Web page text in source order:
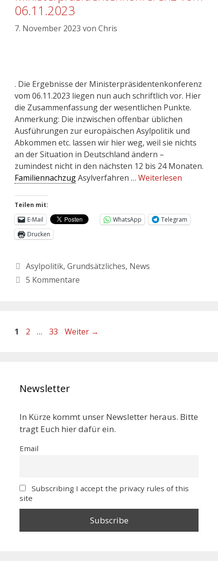
06.11.2023
7. November 2023 von Chris
. Die Ergebnisse der Ministerpräsidentenkonferenz
vom 06.11.2023 liegen nun auch schriftlich vor. Hier
die Zusammenfassung der wesentlichen Punkte.
Anmerkung: Die inzwischen offenbar üblichen
Ausführungen zur europäischen Asylpolitik und
Abkommen etc. lassen wir hier weg, weil sie nichts
an der Situation in Deutschland ändern –
zumindest nicht in den nächsten 12 bis 24 Monaten.
FamiliennachzugAsylverfahren … Weiterlesen
Teilen mit:
E-Mail
WhatsApp
Telegram
Drucken
Asylpolitik, Grundsätzliches, News
5 Kommentare
1 2 … 33 Weiter →
Newsletter
In Kürze kommt unser Newsletter heraus. Bitte
tragt Euch hier dafür ein.
Email
Subscribing I accept the privacy rules of this
site